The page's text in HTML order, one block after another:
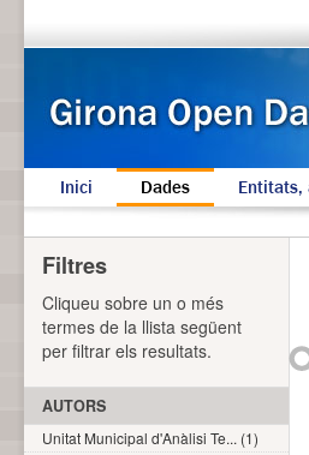
Inici Dades Entitats,
Filtres
Cliqueu sobre un o més
termes de la llista següent
per filtrar els resultats.
AUTORS
Unitat Municipal d'Anàlisi Te... (1)